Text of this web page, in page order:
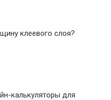
клеевого слоя?
калькуляторы для